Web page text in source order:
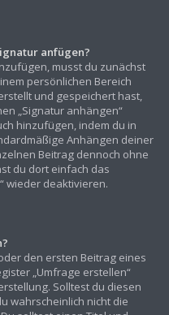
anfügen?
musst du zunächst
persönlichen Bereich
und gespeichert hast,
„Signatur anhängen“
hinzufügen, indem du in
Anhängen deiner
Beitrag dennoch ohne
du dort einfach das
wieder deaktivieren.
den ersten Beitrag eines
„Umfrage erstellen“
Solltest du diesen
wahrscheinlich nicht die